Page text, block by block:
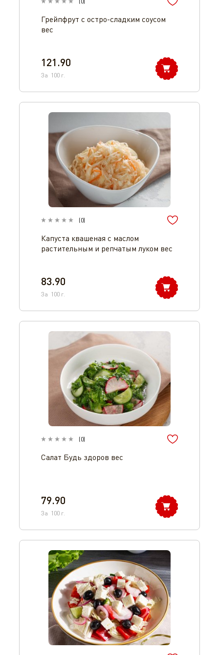
Грейпфрут с остро-сладким соусом
вес
121.90
За 100 г.
(0)
Капуста квашеная с маслом
растительным и репчатым луком вес
83.90
За 100 г.
(0)
Салат Будь здоров вес
79.90
За 100 г.